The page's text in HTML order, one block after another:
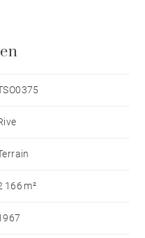
dans vos
166 m²